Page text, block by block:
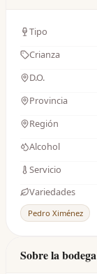
Tipo
Crianza
D.O.
Provincia
Región
Alcohol
Servicio
Variedades
Pedro Ximénez
Sobre la bodega